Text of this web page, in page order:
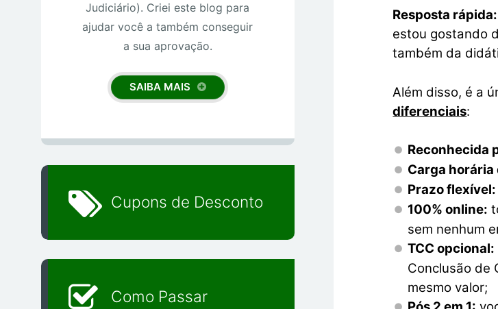
Resposta rápida:
estou gostando
também da
Além disso, é a
diferenciais:
Reconhecida
Carga
Prazo flexível:
100% online:
sem nenhum
TCC opcional:
Conclusão de
mesmo valor;
Judiciário). Criei este blog para
ajudar você a também conseguir
a sua aprovação.
SAIBA MAIS
Cupons de Desconto
Como Passar